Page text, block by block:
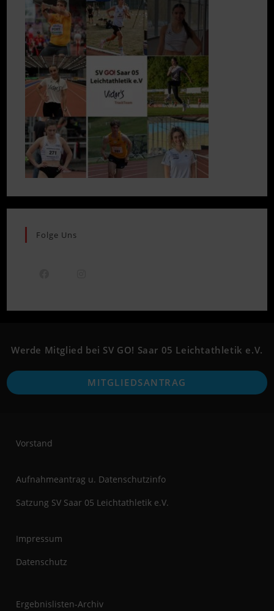
Folge Uns
in
new
in
new
tab
Werde Mitglied bei SV GO! Saar 05 Leichtathletik e.V.
MITGLIEDSANTRAG
Vorstand
Aufnahmeantrag u. Datenschutzinfo
Satzung SV Saar 05 Leichtathletik e.V.
Impressum
Datenschutz
Ergebnislisten-Archiv